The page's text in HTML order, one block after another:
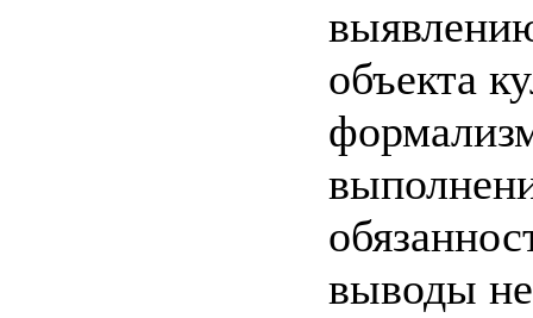
объекта
выводы